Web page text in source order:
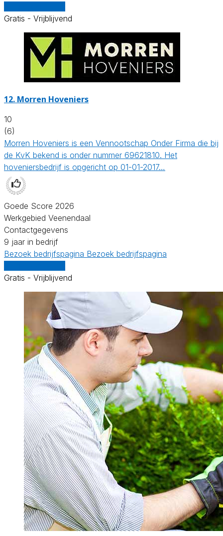
Gratis - Vrijblijvend
12. Morren Hoveniers
10
(6)
Morren Hoveniers is een Vennootschap Onder Firma die bij
de KvK bekend is onder nummer 69621810. Het
hoveniersbedrijf is opgericht op 01-01-2017…
Goede Score 2026
Werkgebied Veenendaal
Contactgegevens
9 jaar in bedrijf
Bezoek bedrijfspagina Bezoek bedrijfspagina
Gratis - Vrijblijvend